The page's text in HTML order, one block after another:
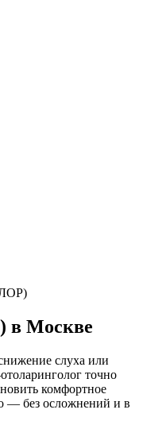
в Москве
слуха или
точно
комфортное
— без осложнений и в